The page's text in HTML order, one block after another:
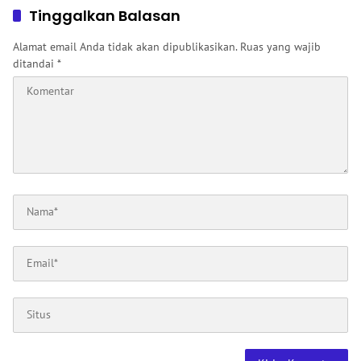
Tinggalkan Balasan
Alamat email Anda tidak akan dipublikasikan. Ruas yang wajib
ditandai *